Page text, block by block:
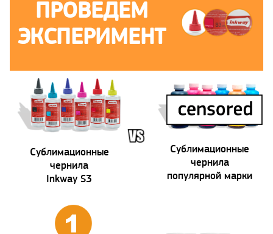
ПРОВЕДЕМ
ЭКСПЕРИМЕНТ
Сублимационные
чернила
Inkway S3
Сублимационные
чернила
популярной марки